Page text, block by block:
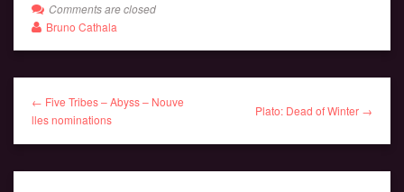
Comments are closed
Bruno Cathala
← Five Tribes – Abyss – Nouve
lles nominations
Plato: Dead of Winter →